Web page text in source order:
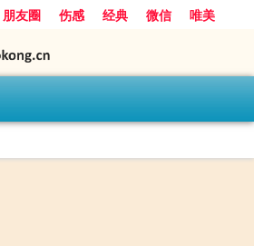
朋友圈 伤感 经典 微信
唯美
搞笑